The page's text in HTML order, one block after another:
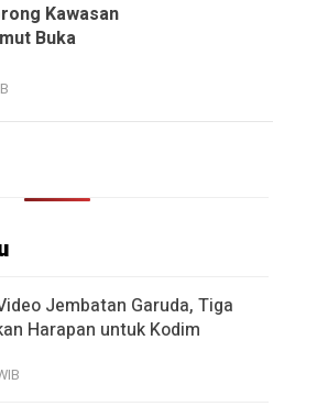
Kawasan
Buka
Jembatan Garuda, Tiga
Harapan untuk Kodim